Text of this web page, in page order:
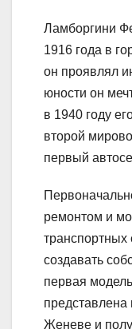
Ламборгини
1916 года в
он проявлял
юности он
в 1940 году
второй
первый
ремонтом и
транспортных
создавать
первая
представлена
Женеве и